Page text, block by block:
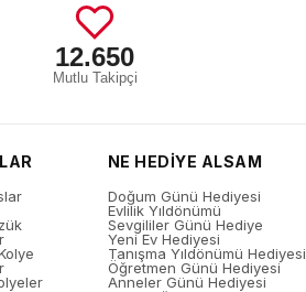
12.650
Mutlu Takipçi
NE HEDİYE ALSAM
Doğum Günü Hediyesi
Evlilik Yıldönümü
Sevgililer Günü Hediye
Yeni Ev Hediyesi
Tanışma Yıldönümü Hediyesi
Öğretmen Günü Hediyesi
Anneler Günü Hediyesi